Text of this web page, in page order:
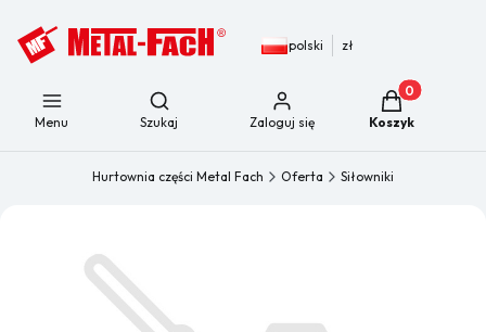
polski zł
Menu
Otwórz wyszukiwarkę
Szukaj Zaloguj się
Produkty w
Koszyk
Hurtownia części Metal Fach Oferta Siłowniki